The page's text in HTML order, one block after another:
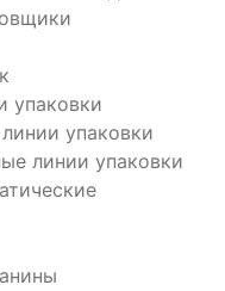
упаковки
упаковки
линии упаковки